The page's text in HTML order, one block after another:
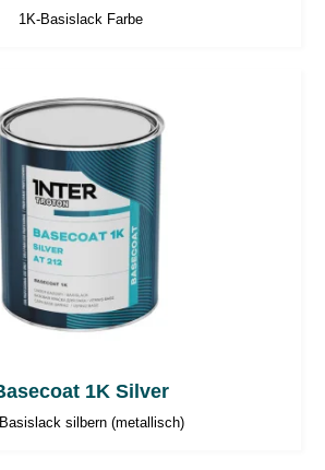
1K-Basislack Farbe
1K Silver
silbern (metallisch)